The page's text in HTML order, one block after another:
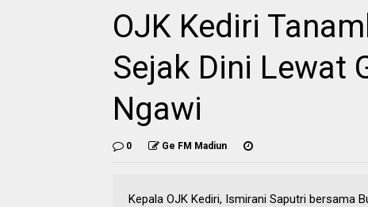
OJK Kediri
Sejak Dini Lewat
Ngawi
0 Ge FM Madiun
Kepala OJK Kediri, Ismirani Saputri bersama